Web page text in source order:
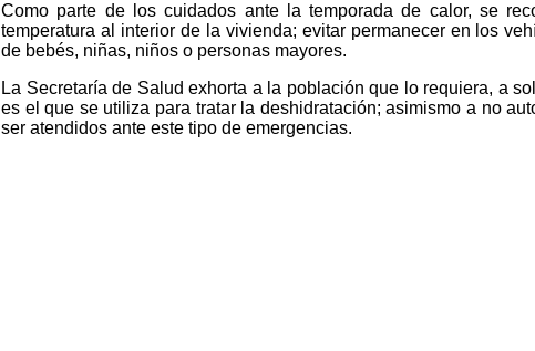
Como parte de los cuidados ante la temporada de calor, se
temperatura al interior de la vivienda; evitar permanecer en los
de bebés, niñas, niños o personas mayores.
La Secretaría de Salud exhorta a la población que lo requiera, a
es el que se utiliza para tratar la deshidratación; asimismo a no
ser atendidos ante este tipo de emergencias.